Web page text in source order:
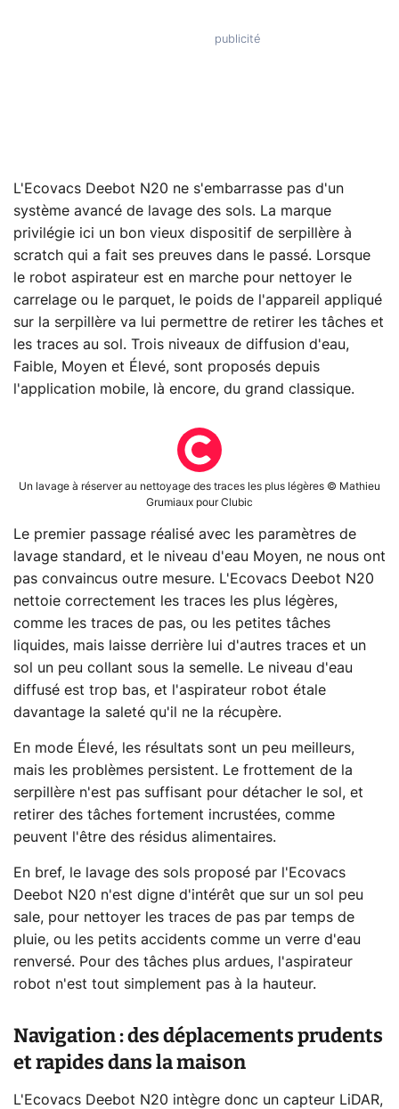
L'Ecovacs Deebot N20 ne s'embarrasse pas d'un
système avancé de lavage des sols. La marque
privilégie ici un bon vieux dispositif de serpillère à
scratch qui a fait ses preuves dans le passé. Lorsque
le robot aspirateur est en marche pour nettoyer le
carrelage ou le parquet, le poids de l'appareil appliqué
sur la serpillère va lui permettre de retirer les tâches et
les traces au sol. Trois niveaux de diffusion d'eau,
Faible, Moyen et Élevé, sont proposés depuis
l'application mobile, là encore, du grand classique.
Un lavage à réserver au nettoyage des traces les plus légères © Mathieu
Grumiaux pour Clubic
Le premier passage réalisé avec les paramètres de
lavage standard, et le niveau d'eau Moyen, ne nous ont
pas convaincus outre mesure. L'Ecovacs Deebot N20
nettoie correctement les traces les plus légères,
comme les traces de pas, ou les petites tâches
liquides, mais laisse derrière lui d'autres traces et un
sol un peu collant sous la semelle. Le niveau d'eau
diffusé est trop bas, et l'aspirateur robot étale
davantage la saleté qu'il ne la récupère.
En mode Élevé, les résultats sont un peu meilleurs,
mais les problèmes persistent. Le frottement de la
serpillère n'est pas suffisant pour détacher le sol, et
retirer des tâches fortement incrustées, comme
peuvent l'être des résidus alimentaires.
En bref, le lavage des sols proposé par l'Ecovacs
Deebot N20 n'est digne d'intérêt que sur un sol peu
sale, pour nettoyer les traces de pas par temps de
pluie, ou les petits accidents comme un verre d'eau
renversé. Pour des tâches plus ardues, l'aspirateur
robot n'est tout simplement pas à la hauteur.
Navigation : des déplacements prudents
et rapides dans la maison
L'Ecovacs Deebot N20 intègre donc un capteur LiDAR,